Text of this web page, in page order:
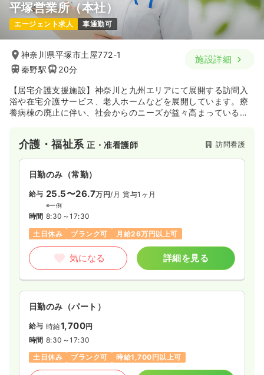
平塚営業所（本社）
エージェント求人 車通勤可
神奈川県平塚市土屋772-1
秦野駅
20分
施設詳細
【居宅介護支援施設】神奈川と九州エリアにて展開する訪問入
浴や在宅介護サービス、老人ホームなどを展開しています。療
養病棟の廃止に伴い、社会からのニーズが益々高まっていると
介護・福祉系正・准看護師 訪問看護
日勤のみ（常勤）
給与 25.5〜26.7万円/月 賞与1ヶ月
※一例
時間 8:30～17:30
土日休み
ブランク可 月給26万円以上可
気になる 詳細を見る
日勤のみ（パート）
給与 時給1,700円
時間 8:30～17:30
土日休み
ブランク可 時給1,700円以上可